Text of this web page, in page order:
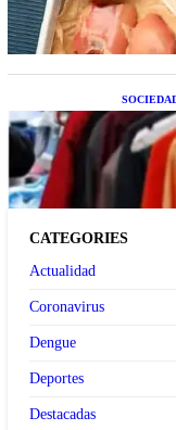
Las
CATEGORIES
Actualidad
Coronavirus
Dengue
Deportes
Destacadas